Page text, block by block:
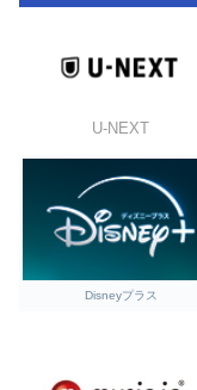
U-NEXT
Disneyプラス